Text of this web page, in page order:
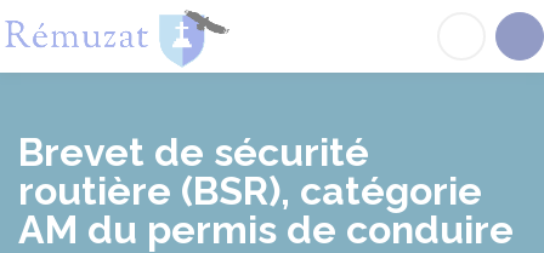
Brevet de sécurité
routière (BSR), catégorie
AM du permis de conduire